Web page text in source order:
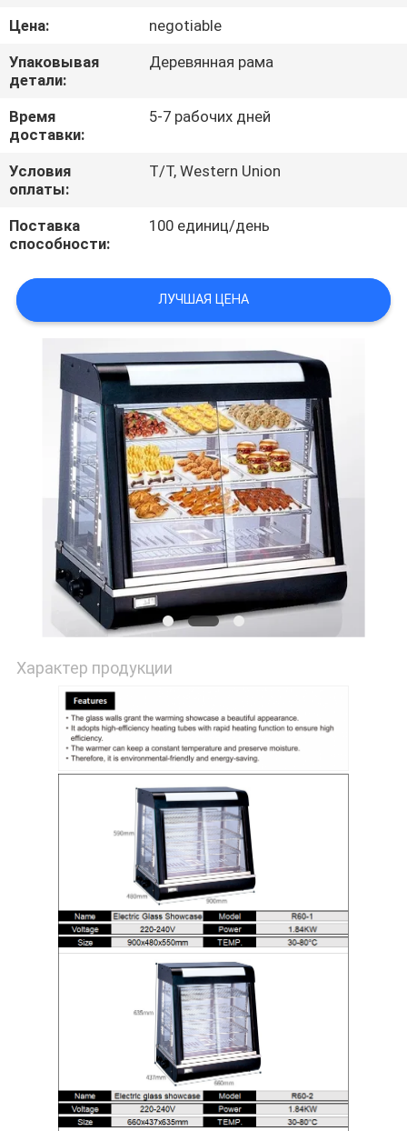
НОВОСТИ
СЛУЧАИ
VR
КАРТА
САЙТА
PRIVACY
POLICY
Цена:
negotiable
Упаковывая
детали:
Деревянная рама
Время
доставки:
5-7 рабочих дней
Условия
оплаты:
T/T, Western Union
Поставка
способности:
100 единиц/день
ЛУЧШАЯ ЦЕНА
Характер продукции